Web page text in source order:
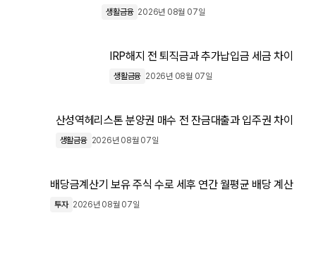
생활금융 2026년 08월 07일
IRP해지 전 퇴직금과 추가납입금 세금 차이
생활금융 2026년 08월 07일
산성역헤리스톤 분양권 매수 전 잔금대출과 입주권 차이
생활금융 2026년 08월 07일
배당금계산기 보유 주식 수로 세후 연간 월평균 배당 계산
투자 2026년 08월 07일